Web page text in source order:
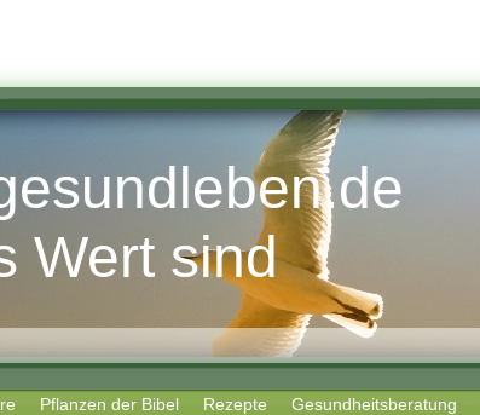
Wert sind
Pflanzen der Bibel Rezepte Gesundheitsberatung